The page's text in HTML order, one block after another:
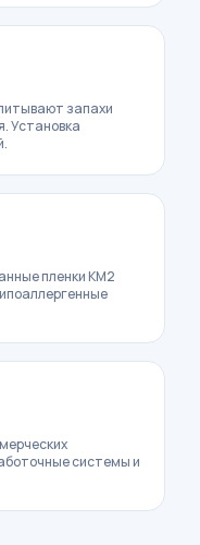
запахи
Установка
пленки КМ2
системы и